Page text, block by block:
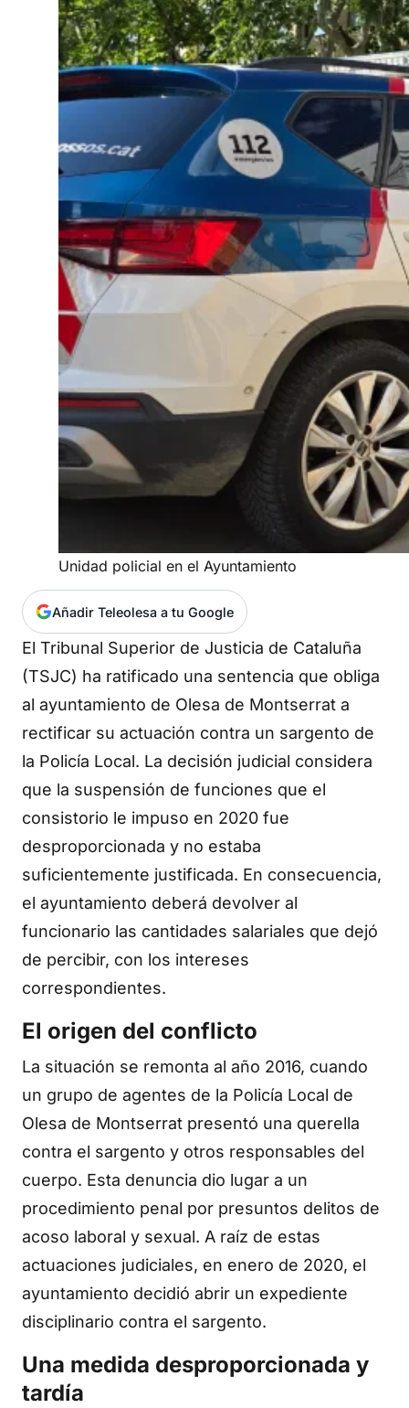
Unidad policial en el Ayuntamiento
Añadir Teleolesa a tu Google
El Tribunal Superior de Justicia de Cataluña
(TSJC) ha ratificado una sentencia que obliga
al ayuntamiento de Olesa de Montserrat a
rectificar su actuación contra un sargento de
la Policía Local. La decisión judicial considera
que la suspensión de funciones que el
consistorio le impuso en 2020 fue
desproporcionada y no estaba
suficientemente justificada. En consecuencia,
el ayuntamiento deberá devolver al
funcionario las cantidades salariales que dejó
de percibir, con los intereses
correspondientes.
El origen del conflicto
La situación se remonta al año 2016, cuando
un grupo de agentes de la Policía Local de
Olesa de Montserrat presentó una querella
contra el sargento y otros responsables del
cuerpo. Esta denuncia dio lugar a un
procedimiento penal por presuntos delitos de
acoso laboral y sexual. A raíz de estas
actuaciones judiciales, en enero de 2020, el
ayuntamiento decidió abrir un expediente
disciplinario contra el sargento.
Una medida desproporcionada y
tardía